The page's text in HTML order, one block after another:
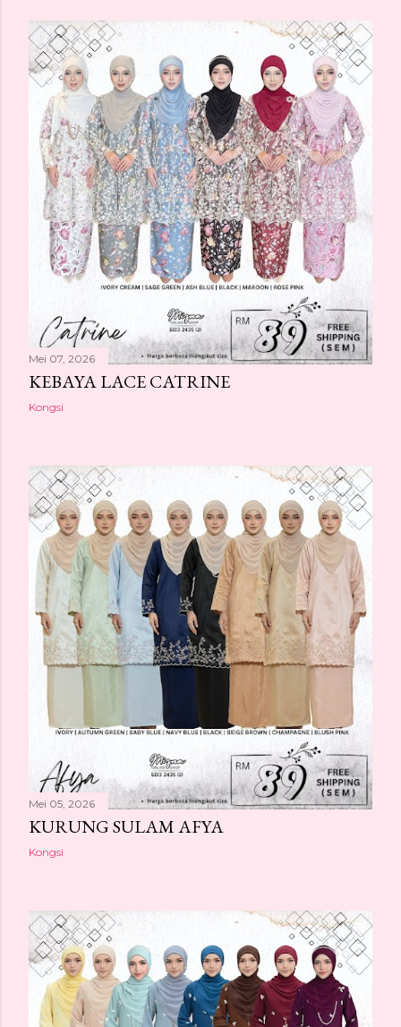
Mei 07, 2026
KEBAYA LACE CATRINE
Kongsi
Mei 05, 2026
KURUNG SULAM AFYA
Kongsi